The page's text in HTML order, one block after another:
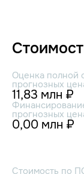
Оценка полной
прогнозных
11,83 млн ₽
прогнозных
0,00 млн ₽
Стоимость по